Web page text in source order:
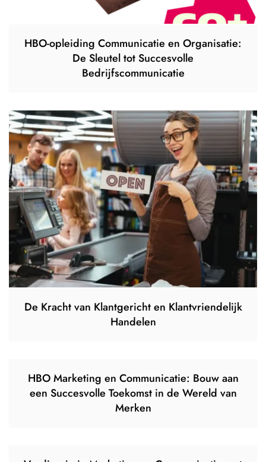
HBO-opleiding Communicatie en Organisatie:
De Sleutel tot Succesvolle
Bedrijfscommunicatie
De Kracht van Klantgericht en Klantvriendelijk
Handelen
HBO Marketing en Communicatie: Bouw aan
een Succesvolle Toekomst in de Wereld van
Merken